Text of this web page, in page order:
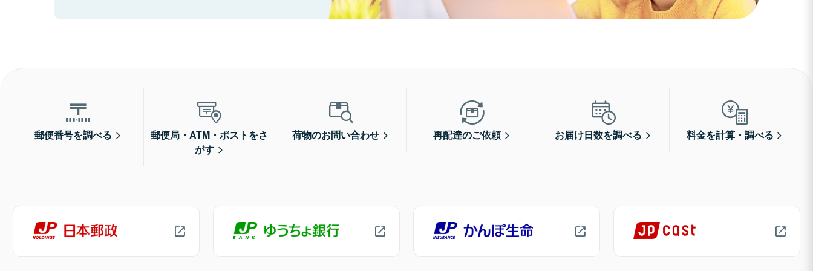
郵便番号を調べる
郵便局・ATM・ポストをさ
がす
荷物のお問い合わせ 再配達のご依頼 お届け日数を調べる 料金を計算・調べる